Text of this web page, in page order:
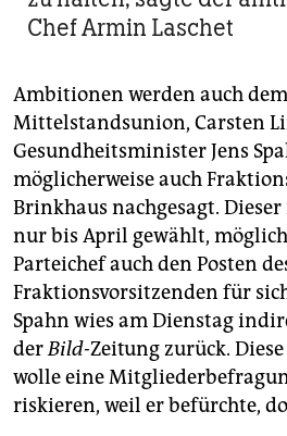
Chef Armin Laschet
Ambitionen werden auch
Mittelstandsunion, Carsten
Gesundheitsminister Jens
möglicherweise auch
Brinkhaus nachgesagt.
nur bis April gewählt,
Parteichef auch den Posten
Fraktionsvorsitzenden für
Spahn wies am Dienstag
derBild-Zeitung zurück.
wolle eine
riskieren, weil er befürchte,